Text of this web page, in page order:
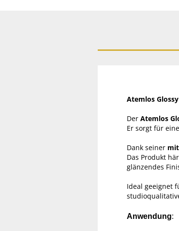
Atemlos
Der Atemlos
Er sorgt für
Dank seiner
Das Produkt
glänzendes
Ideal geeignet
Anwendung: